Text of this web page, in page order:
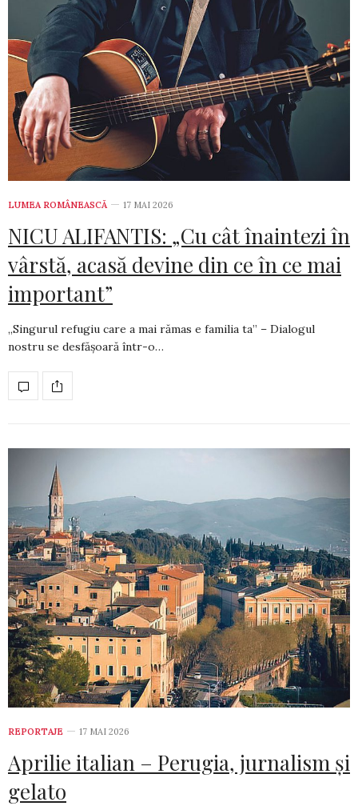
LUMEA ROMÂNEASCĂ 17 MAI 2026
NICU ALIFANTIS: „Cu cât înaintezi în
vârstă, acasă devine din ce în ce mai
important”
„Singurul refugiu care a mai rămas e familia ta” – Dialogul
nostru se desfășoară într-o…
REPORTAJE 17 MAI 2026
Aprilie italian – Perugia, jurnalism și
gelato